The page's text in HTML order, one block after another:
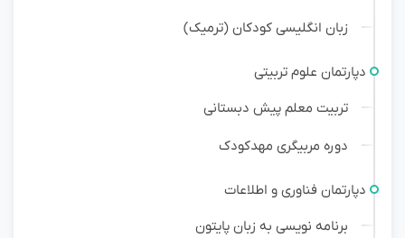
زبان انگلیسی کودکان (ترمیک)
دپارتمان علوم تربیتی
تربیت معلم پیش دبستانی
دوره مربیگری مهدکودک
دپارتمان فناوری و اطلاعات
برنامه نویسی به زبان پایتون